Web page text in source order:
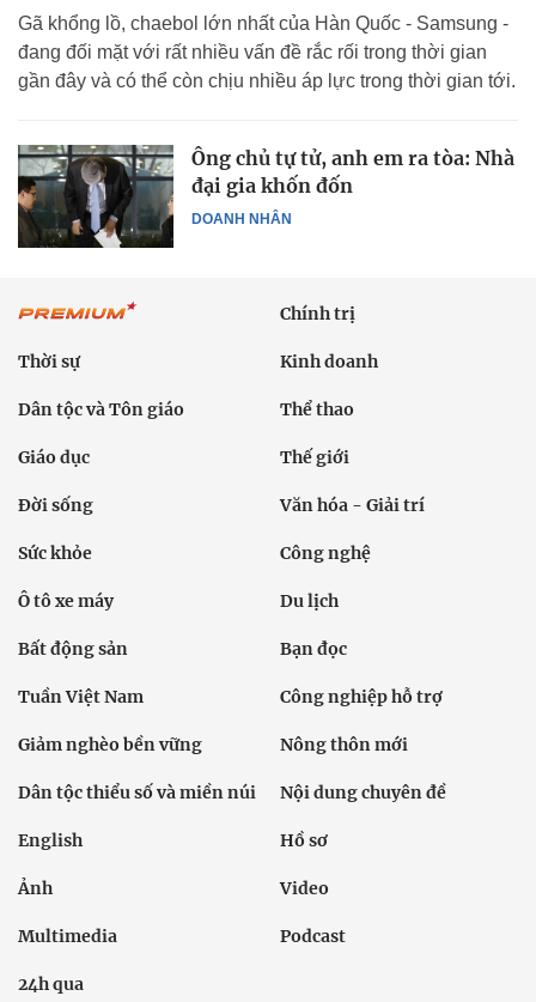
Gã khổng lồ, chaebol lớn nhất của Hàn Quốc - Samsung -
đang đối mặt với rất nhiều vấn đề rắc rối trong thời gian
gần đây và có thể còn chịu nhiều áp lực trong thời gian tới.
DOANH NHÂN
Ông chủ tự tử, anh em ra tòa: Nhà
đại gia khốn đốn
Chính trị
Thời sự Kinh doanh
Dân tộc và Tôn giáo Thể thao
Giáo dục Thế giới
Đời sống Văn hóa - Giải trí
Sức khỏe Công nghệ
Ô tô xe máy Du lịch
Bất động sản Bạn đọc
Tuần Việt Nam Công nghiệp hỗ trợ
Giảm nghèo bền vững Nông thôn mới
Dân tộc thiểu số và miền núi Nội dung chuyên đề
English Hồ sơ
Ảnh Video
Multimedia Podcast
24h qua